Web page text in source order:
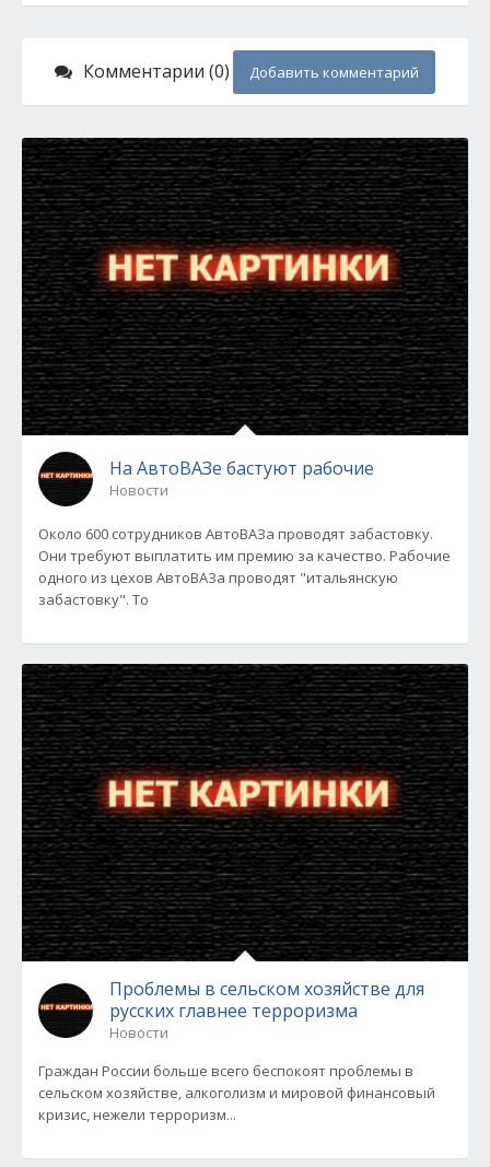
Комментарии (0) Добавить комментарий
На АвтоВАЗе бастуют рабочие
Новости
Около 600 сотрудников АвтоВАЗа проводят забастовку.
Они требуют выплатить им премию за качество. Рабочие
одного из цехов АвтоВАЗа проводят "итальянскую
забастовку". То
Проблемы в сельском хозяйстве для
русских главнее терроризма
Новости
Граждан России больше всего беспокоят проблемы в
сельском хозяйстве, алкоголизм и мировой финансовый
кризис, нежели терроризм...